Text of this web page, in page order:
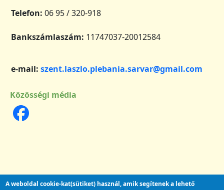
Telefon: 06 95 / 320-918
Bankszámlaszám: 11747037-20012584
e-mail: szent.laszlo.plebania.sarvar@gmail.com
Közösségi média
A weboldal cookie-kat(sütiket) használ, amik segítenek a lehető